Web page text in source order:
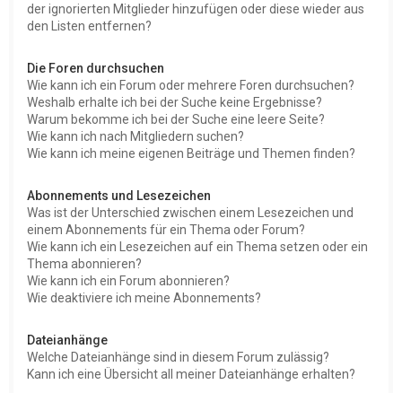
der ignorierten Mitglieder hinzufügen oder diese wieder aus
den Listen entfernen?
Die Foren durchsuchen
Wie kann ich ein Forum oder mehrere Foren durchsuchen?
Weshalb erhalte ich bei der Suche keine Ergebnisse?
Warum bekomme ich bei der Suche eine leere Seite?
Wie kann ich nach Mitgliedern suchen?
Wie kann ich meine eigenen Beiträge und Themen finden?
Abonnements und Lesezeichen
Was ist der Unterschied zwischen einem Lesezeichen und
einem Abonnements für ein Thema oder Forum?
Wie kann ich ein Lesezeichen auf ein Thema setzen oder ein
Thema abonnieren?
Wie kann ich ein Forum abonnieren?
Wie deaktiviere ich meine Abonnements?
Dateianhänge
Welche Dateianhänge sind in diesem Forum zulässig?
Kann ich eine Übersicht all meiner Dateianhänge erhalten?